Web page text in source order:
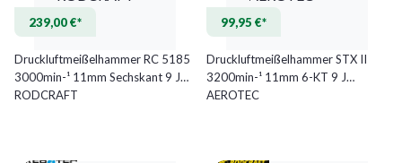
239,00 €*
Druckluftmeißelhammer RC 5185
3000min-¹ 11mm Sechskant 9 J
RODCRAFT
99,95 €*
Druckluftmeißelhammer STX II
3200min-¹ 11mm 6-KT 9 J
AEROTEC